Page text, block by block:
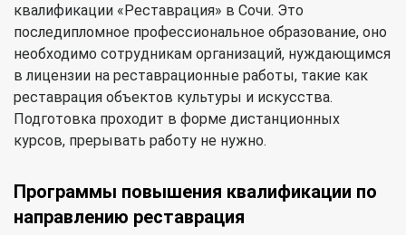
квалификации «Реставрация» в Сочи. Это
последипломное профессиональное образование, оно
необходимо сотрудникам организаций, нуждающимся
в лицензии на реставрационные работы, такие как
реставрация объектов культуры и искусства.
Подготовка проходит в форме дистанционных
курсов, прерывать работу не нужно.
Программы повышения квалификации по
направлению реставрация